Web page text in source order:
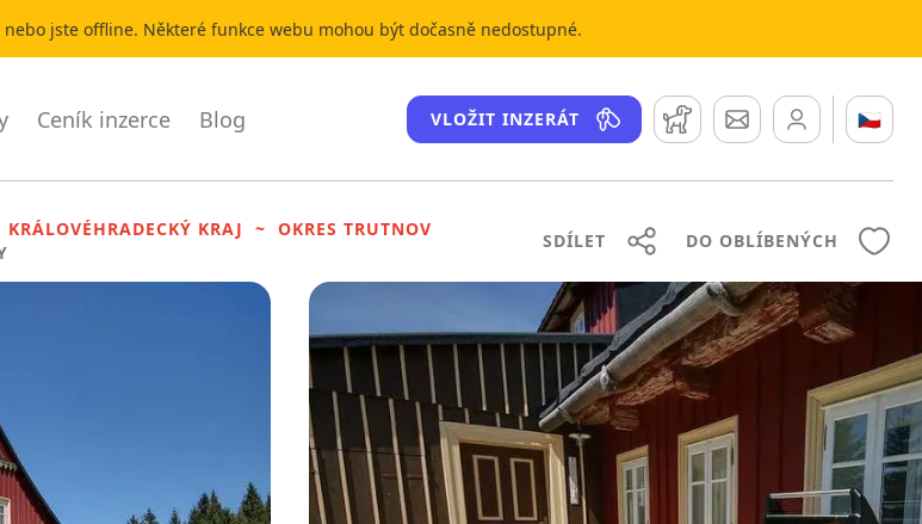
jste offline. Některé funkce webu mohou být dočasně nedostupné.
Ceník inzerce Blog VLOŽIT INZERÁT Hlídací pesZprávy 🇨🇿
KRÁLOVÉHRADECKÝ KRAJ
OKRES TRUTNOV
SDÍLET DO OBLÍBENÝCH